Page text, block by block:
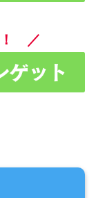
！ ／